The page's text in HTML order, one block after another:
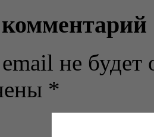
не будет
*